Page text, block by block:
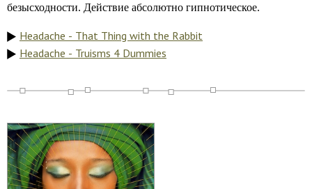
безысходности. Действие абсолютно гипнотическое.
Headache - That Thing with the Rabbit
Headache - Truisms 4 Dummies